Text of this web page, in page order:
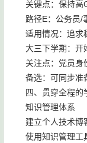
关键点：保持高
路径E：公务员/
适用情况：追求
大三下学期：开
关注点：党员身
备选：可同步准
四、贯穿全程的
知识管理体系
建立个人技术博
使用知识管理工